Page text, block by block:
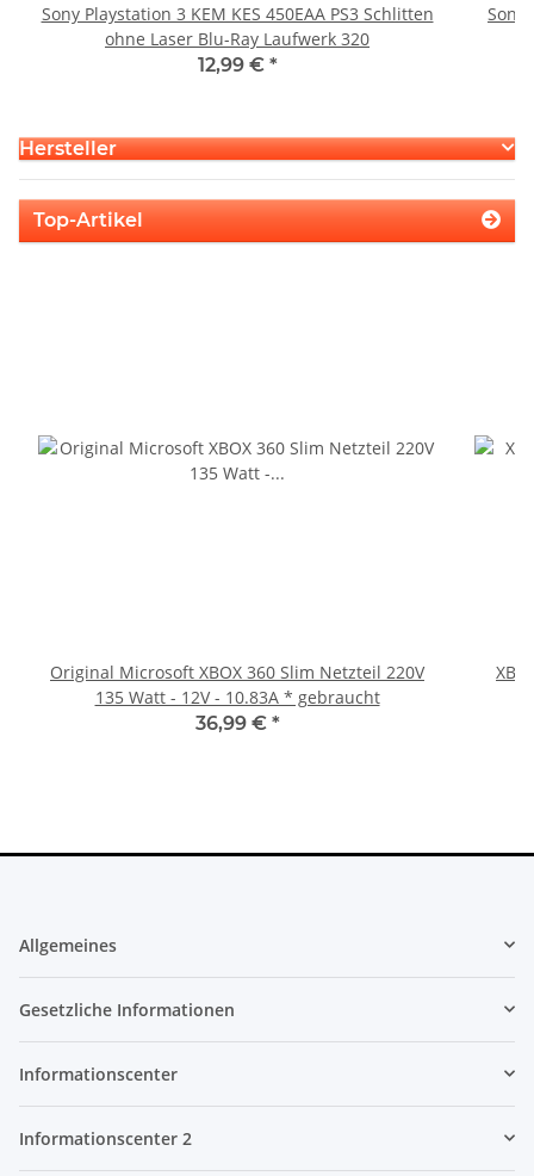
Sony Playstation 3 KEM KES 450EAA PS3 Schlitten
ohne Laser Blu-Ray Laufwerk 320
12,99 € *
Sony
Hersteller
Top-Artikel
Original Microsoft XBOX 360 Slim Netzteil 220V
135 Watt - 12V - 10.83A * gebraucht
36,99 € *
Allgemeines
Gesetzliche Informationen
Informationscenter
Informationscenter 2